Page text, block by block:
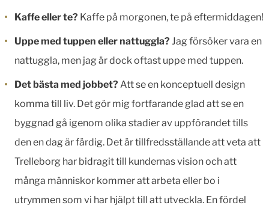
Kaffe eller te? Kaffe på morgonen, te på eftermiddagen!
Uppe med tuppen eller nattuggla? Jag försöker vara en
nattuggla, men jag är dock oftast uppe med tuppen.
Det bästa med jobbet? Att se en konceptuell design
komma till liv. Det gör mig fortfarande glad att se en
byggnad gå igenom olika stadier av uppförandet tills
den en dag är färdig. Det är tillfredsställande att veta att
Trelleborg har bidragit till kundernas vision och att
många människor kommer att arbeta eller bo i
utrymmen som vi har hjälpt till att utveckla. En fördel